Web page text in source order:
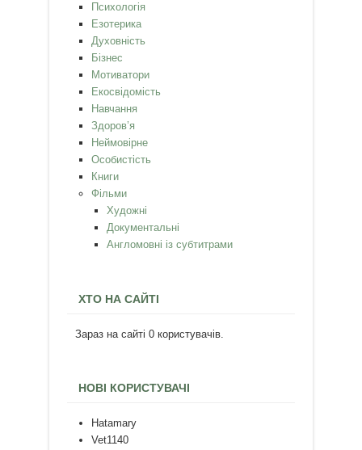
Психологія
Езотерика
Духовність
Бізнес
Мотиватори
Екосвідомість
Навчання
Здоров’я
Неймовірне
Особистість
Книги
Фільми
Художні
Документальні
Англомовні із субтитрами
ХТО НА САЙТІ
Зараз на сайті 0 користувачів.
НОВІ КОРИСТУВАЧІ
Hatamary
Vet1140